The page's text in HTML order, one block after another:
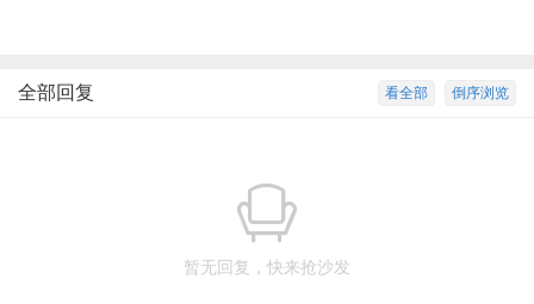
倒序浏览
看全部
全部回复
暂无回复，快来抢沙发